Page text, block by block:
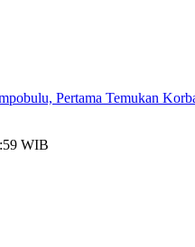
Pertama Temukan
WIB